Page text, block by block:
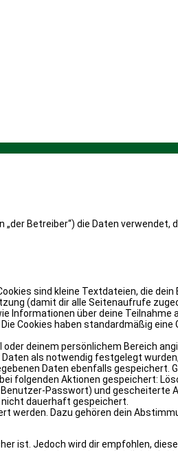
Betreiber“) die Daten
sind kleine Textdateien, die
(damit dir alle Seitenaufrufe
Informationen über deine
Cookies haben standardmäßig
deinem persönlichem Bereich
als notwendig festgelegt
Daten ebenfalls
folgenden Aktionen gespeichert:
Passwort) und gescheiterte
nicht dauerhaft gespeichert.
werden. Dazu gehören dein
ist. Jedoch wird dir empfohlen,